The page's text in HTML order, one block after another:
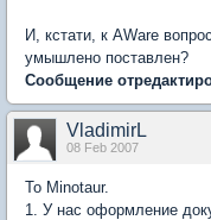
И, кстати, к AWare
умышлено поставлен?
Сообщение
VladimirL
08 Feb 2007
To Minotaur.
1. У нас оформление